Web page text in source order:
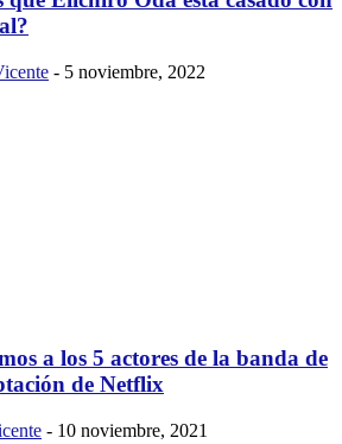
- 5 noviembre, 2022
a los 5 actores de la banda de
de Netflix
- 10 noviembre, 2021